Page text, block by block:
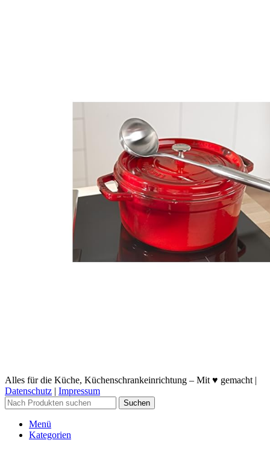
Alles für die Küche, Küchenschrankeinrichtung – Mit ♥ gemacht |
Datenschutz | Impressum
Suchen
Menü
Kategorien